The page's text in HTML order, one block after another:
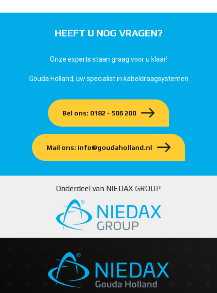
HEEFT U NOG VRAGEN?
Onze experts staan graag voor u klaar!
Gouda Holland, uw specialist in kabeldraagsystemen
Bel ons: 0182 - 506 200
Mail ons: info@goudaholland.nl
Onderdeel van NIEDAX GROUP